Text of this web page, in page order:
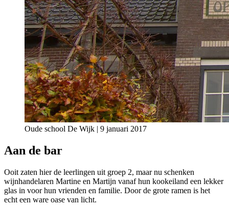
Oude school De Wijk | 9 januari 2017
Aan de bar
Ooit zaten hier de leerlingen uit groep 2, maar nu schenken
wijnhandelaren Martine en Martijn vanaf hun kookeiland een lekker
glas in voor hun vrienden en familie. Door de grote ramen is het
echt een ware oase van licht.